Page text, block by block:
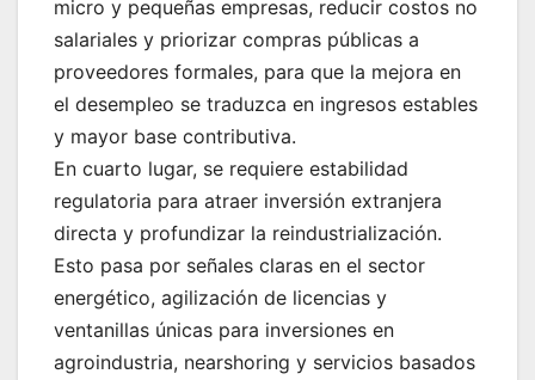
micro y pequeñas empresas, reducir costos no
salariales y priorizar compras públicas a
proveedores formales, para que la mejora en
el desempleo se traduzca en ingresos estables
y mayor base contributiva.
En cuarto lugar, se requiere estabilidad
regulatoria para atraer inversión extranjera
directa y profundizar la reindustrialización.
Esto pasa por señales claras en el sector
energético, agilización de licencias y
ventanillas únicas para inversiones en
agroindustria, nearshoring y servicios basados